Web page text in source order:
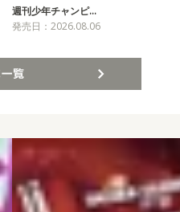
週刊少年チャンピ…
発売日：2026.08.06